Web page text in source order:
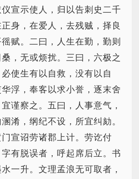
宣示使人，归以告刺史二千
身，在爱人，去残贼，择良
赋。二曰，人生在勤，勤则
，无或烦扰。三曰，六极之
使生有以自救，没有以自
浮，奉客以求小誉，逐末舍
谨察之。五曰，人事意气，
淆，纲纪不设，所宜纠劾。
宣诏劳诸郡上计。劳讫付
有脱误者，呼起席后立。书
一升。文理孟浪无可取者，